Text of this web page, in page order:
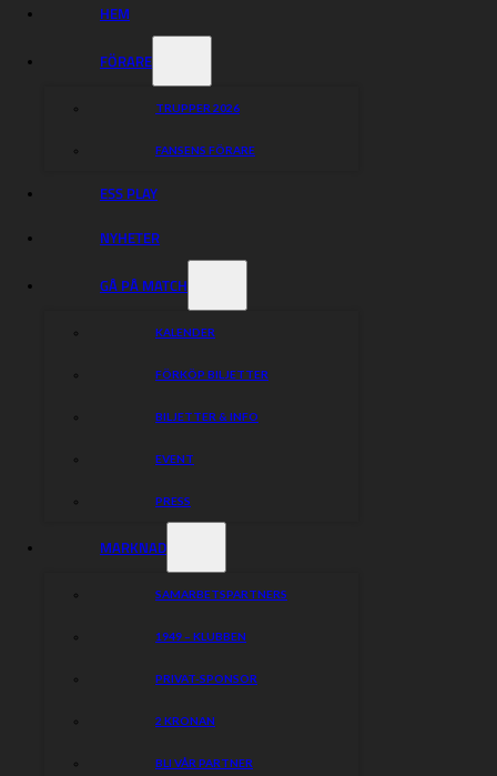
HEM
FÖRARE
TRUPPER 2026
FANSENS FÖRARE
ESS PLAY
NYHETER
GÅ PÅ MATCH
KALENDER
FÖRKÖP BILJETTER
BILJETTER & INFO
EVENT
PRESS
MARKNAD
SAMARBETSPARTNERS
1949 – KLUBBEN
PRIVAT-SPONSOR
2 KRONAN
BLI VÅR PARTNER